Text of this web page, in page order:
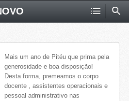
Mais um ano de Pitéu que prima pela
generosidade e boa disposição!
Desta forma, premeamos o corpo
docente , assistentes operacionais e
pessoal administrativo nas